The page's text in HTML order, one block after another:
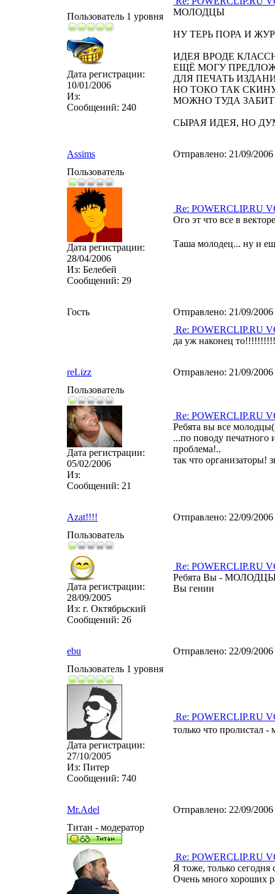
Пользователь 1 уровня
Дата регистрации:
10/01/2006
Из:
Сообщений: 240
МОЛОДЦЫ
НУ ТЕРЬ ПОРА И
ИДЕЯ ВРОДЕ
ЕЩЁ МОГУ
ДЛЯ ПЕЧАТЬ
НО ТОКО ТАК
МОЖНО ТУДА
СЫРАЯ ИДЕЯ, НО
Assims Отправлено: 21/09/
Пользователь
Дата регистрации:
28/04/2006
Из: Белебей
Сообщений: 29
Re: POWERCLIP.RU
Ого эт что все в
Таша молодец... ну и
Гость Отправлено: 21/09/
Re: POWERCLIP.RU
да уж наконец
reLizz Отправлено: 21/09/
Пользователь
Дата регистрации:
05/02/2006
Из:
Сообщений: 21
Re: POWERCLIP.RU
Ребята вы все
...по поводу печатного
проблема!..
так что организаторы!
Azat!!!! Отправлено: 22/09/
Пользователь
Дата регистрации:
28/09/2005
Из: г. Октябрьский
Сообщений: 26
Re: POWERCLIP.RU
Ребята Вы - МОЛОДЦЫ!
Вы гении
ebu Отправлено: 22/09/
Пользователь 1 уровня
Дата регистрации:
27/10/2005
Из: Питер
Сообщений: 740
Re: POWERCLIP.RU
только что пролистал
Mr.Adel Отправлено: 22/09/
Титан - модератор
Re: POWERCLIP.RU
Я тоже, только сегодня
Очень много хороших